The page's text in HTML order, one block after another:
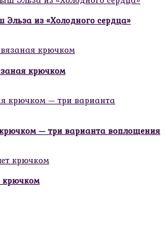
Эльза из «Холодного сердца»
крючком
— три варианта воплощения
крючком